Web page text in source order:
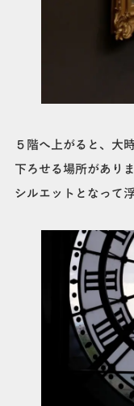
５階へ上がると、大
下ろせる場所がありま
シルエットとなって